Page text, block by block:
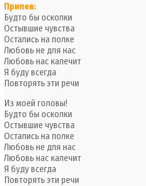
Припев:
Будто бы осколки
Остывшие чувства
Остались на полке
Любовь не для нас
Любовь нас калечит
Я буду всегда
Повторять эти речи
Из моей головы!
Будто бы осколки
Остывшие чувства
Остались на полке
Любовь не для нас
Любовь нас калечит
Я буду всегда
Повторять эти речи